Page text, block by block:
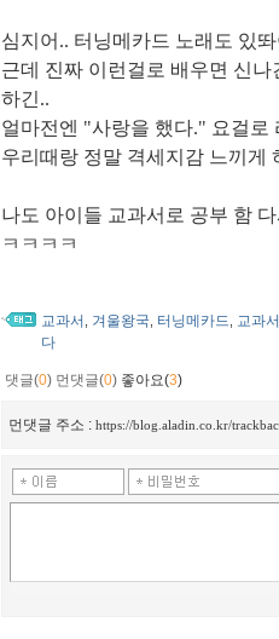
심지어.. 터닝메카드 노래도 있
근데 진짜 이런걸로 배우면 신나
하긴..
얼마전엔 "사랑을 했다." 요걸로
우리때랑 정말 격세지감 느끼게
나도 아이들 교과서로 공부 함
ㅋㅋㅋㅋ
교과서 겨울왕국 터닝메카드 교과
다
댓글(0) 먼댓글(0) 좋아요(3)
먼댓글 주소 : https://blog.aladin.co.kr/